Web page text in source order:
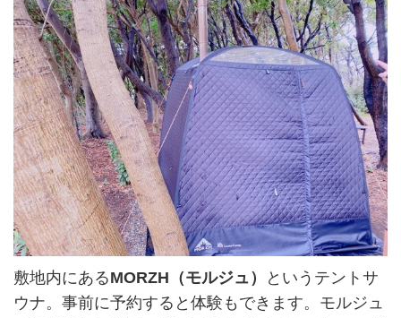
敷地内にあるMORZH（モルジュ）
というテントサ
ウナ。事前に予約すると体験もできます。モルジュ